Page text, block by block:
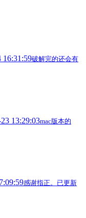
16:31:59破解完的还会有
13:29:03mac版本的
感谢指正。已更新